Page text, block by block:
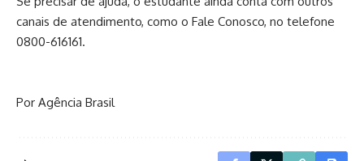
canais de atendimento, como o Fale Conosco, no telefone
0800-616161.
Por Agência Brasil